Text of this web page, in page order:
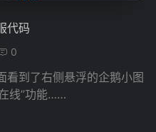
代码
0
看到了右侧悬浮的企鹅小图
线”功能……